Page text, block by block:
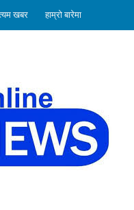
खबर हाम्रो बारेमा